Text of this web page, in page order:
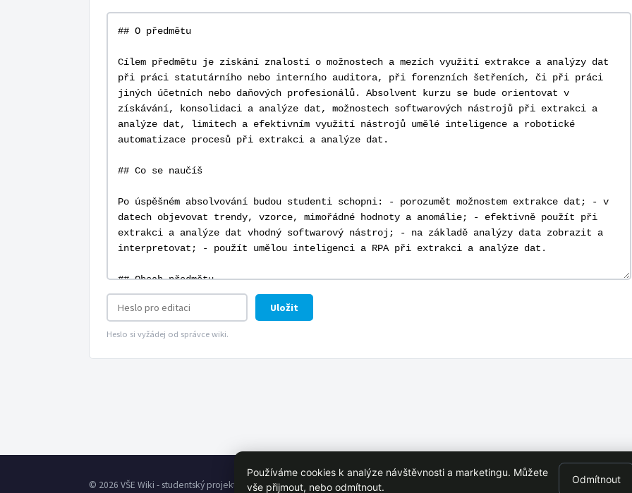
Uložit
Heslo si vyžádej od správce wiki.
© 2026 VŠE Wiki - studentský projekt, není oficálně spojen s VŠE Praha
Používáme cookies k analýze návštěvnosti a marketingu. Můžete
vše přijmout, nebo odmítnout.
Odmítnout